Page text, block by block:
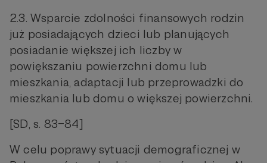
2.3. Wsparcie zdolności finansowych rodzin
już posiadających dzieci lub planujących
posiadanie większej ich liczby w
powiększaniu powierzchni domu lub
mieszkania, adaptacji lub przeprowadzki do
mieszkania lub domu o większej powierzchni.
[SD, s. 83–84]
W celu poprawy sytuacji demograficznej w